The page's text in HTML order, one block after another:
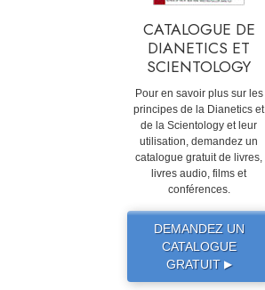
CATALOGUE DE
DIANETICS ET
SCIENTOLOGY
Pour en savoir plus sur les
principes de la Dianetics et
de la Scientology et leur
utilisation, demandez un
catalogue gratuit de livres,
livres audio, films et
conférences.
DEMANDEZ UN
CATALOGUE
GRATUIT ▶